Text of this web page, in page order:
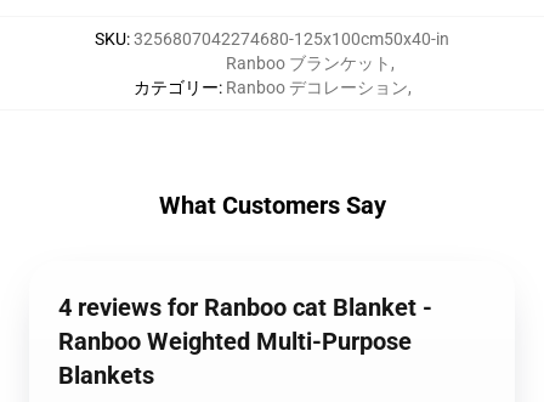
SKU:3256807042274680-125x100cm50x40-in
カテゴリー:
Ranboo ブランケット ,
Ranboo デコレーション,
What Customers Say
4 reviews for Ranboo cat Blanket -
Ranboo Weighted Multi-Purpose
Blankets